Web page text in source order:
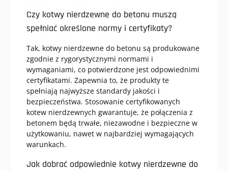
Czy kotwy nierdzewne do betonu muszą
spełniać określone normy i certyfikaty?
Tak, kotwy nierdzewne do betonu są produkowane
zgodnie z rygorystycznymi normami i
wymaganiami, co potwierdzone jest odpowiednimi
certyfikatami. Zapewnia to, że produkty te
spełniają najwyższe standardy jakości i
bezpieczeństwa. Stosowanie certyfikowanych
kotew nierdzewnych gwarantuje, że połączenia z
betonem będą trwałe, niezawodne i bezpieczne w
użytkowaniu, nawet w najbardziej wymagających
warunkach.
Jak dobrać odpowiednie kotwy nierdzewne do